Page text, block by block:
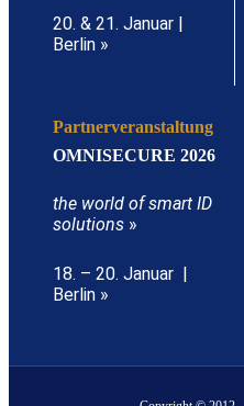
20. & 21. Januar |
Berlin »
Partnerveranstaltung
OMNISECURE 2026
the world of smart ID
solutions »
18. – 20. Januar |
Berlin »